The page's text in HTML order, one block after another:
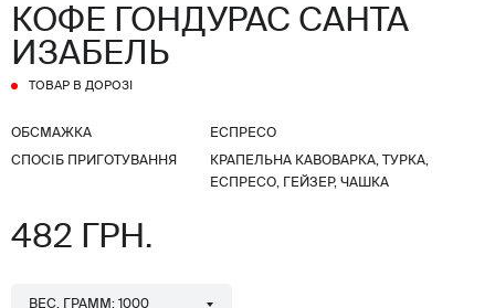
КОФЕ ГОНДУРАС САНТА
ИЗАБЕЛЬ
ТОВАР В ДОРОЗІ
ОБСМАЖКА ЕСПРЕСО
СПОСІБ ПРИГОТУВАННЯ
КРАПЕЛЬНА КАВОВАРКА, ТУРКА,
ЕСПРЕСО, ГЕЙЗЕР, ЧАШКА
482 ГРН.
ВЕС, ГРАММ: 1000